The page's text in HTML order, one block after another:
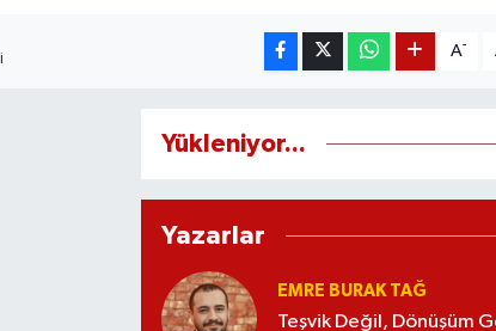
A-
Yükleniyor...
Yazarlar
EMRE BURAK TAĞ
Teşvik Değil, Dönüşüm